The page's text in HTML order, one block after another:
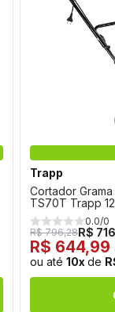
Trapp
Cortador
TS70T Trapp
0.0/0
R$ 796,28R$
R$ 644,99
ou até 10x de